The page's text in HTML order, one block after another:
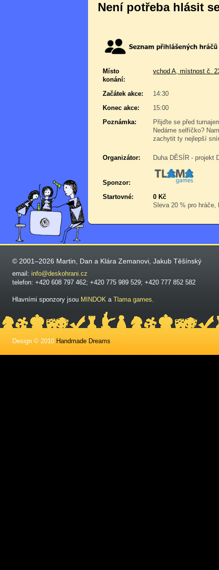
Není potřeba hlásit
Místo
konání:
vchod A, místnost č.
Začátek akce:
14:30
Konec akce:
15:00
Poznámka:
Přijďte se před
Nedáme selfíčko?
zachytit ty nejlepší
Organizátor: Duha DĚSÍR - projekt
Sponzor:
Startovné:
0 Kč
Sleva 20 % pro
© 2001–2026 Martin, Dan a Klára Zemanovi, Jakub Těšínský
email: info@deskohrani.cz
telefon: +420 608 797 462; +420 775 989 529; +420 777 852 582
Hlavními sponzory jsou MINDOK a Tlama games.
Design © 2010 Handmade Dreams